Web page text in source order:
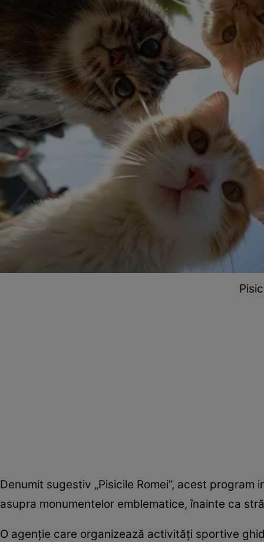
Denumit sugestiv „Pisicile Romei”, acest
asupra monumentelor emblematice, înainte ca
O agenție care organizează activități sportive